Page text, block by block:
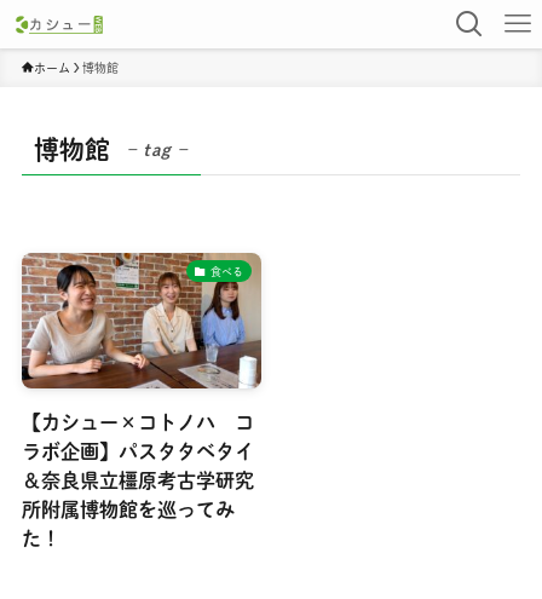
ホーム 博物館
博物館 – tag –
食べる
【カシュー×コトノハ コ
ラボ企画】パスタタベタイ
＆奈良県立橿原考古学研究
所附属博物館を巡ってみ
た！